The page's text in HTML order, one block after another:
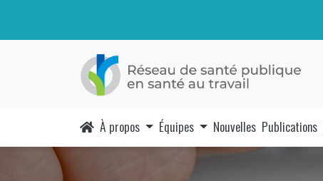
À propos Équipes Nouvelles Publications